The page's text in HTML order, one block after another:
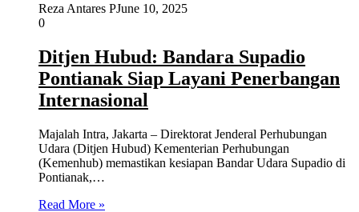
Reza Antares PJune 10, 2025
0
Ditjen Hubud: Bandara Supadio
Pontianak Siap Layani Penerbangan
Internasional
Majalah Intra, Jakarta – Direktorat Jenderal Perhubungan
Udara (Ditjen Hubud) Kementerian Perhubungan
(Kemenhub) memastikan kesiapan Bandar Udara Supadio di
Pontianak,…
Read More »